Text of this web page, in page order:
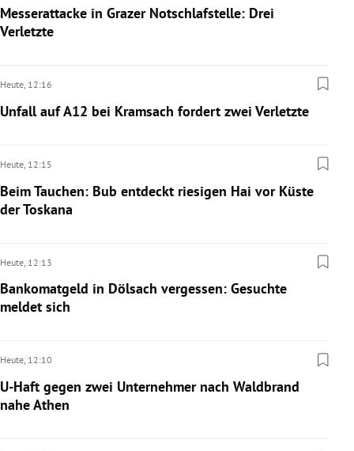
Messerattacke in Grazer Notschlafstelle: Drei
Verletzte
Heute, 12:16
Unfall auf A12 bei Kramsach fordert zwei Verletzte
Heute, 12:15
Beim Tauchen: Bub entdeckt riesigen Hai vor Küste
der Toskana
Heute, 12:13
Bankomatgeld in Dölsach vergessen: Gesuchte
meldet sich
Heute, 12:10
U-Haft gegen zwei Unternehmer nach Waldbrand
nahe Athen